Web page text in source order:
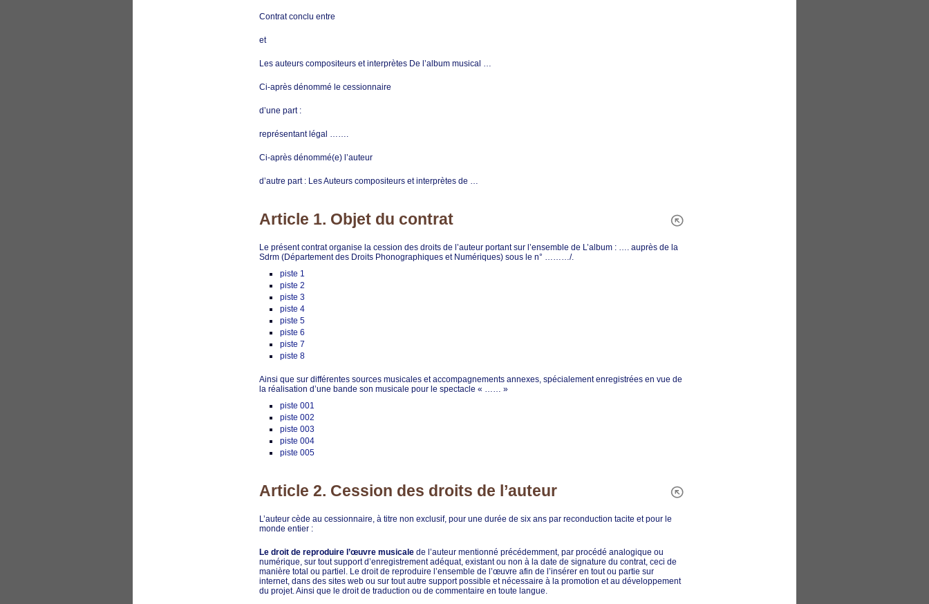
Contrat conclu entre
et
Les auteurs compositeurs et interprètes De l’album musical …
Ci-après dénommé le cessionnaire
d’une part :
représentant légal …….
Ci-après dénommé(e) l’auteur
d’autre part : Les Auteurs compositeurs et interprètes de …
Article 1. Objet du contrat
Le présent contrat organise la cession des droits de l’auteur portant sur l’ensemble de L’album : …. auprès de la
Sdrm (Département des Droits Phonographiques et Numériques) sous le n° ………/.
piste 1
piste 2
piste 3
piste 4
piste 5
piste 6
piste 7
piste 8
Ainsi que sur différentes sources musicales et accompagnements annexes, spécialement enregistrées en vue de
la réalisation d’une bande son musicale pour le spectacle « …… »
piste 001
piste 002
piste 003
piste 004
piste 005
Article 2. Cession des droits de l’auteur
L’auteur cède au cessionnaire, à titre non exclusif, pour une durée de six ans par reconduction tacite et pour le
monde entier :
Le droit de reproduire l’œuvre musicalede l’auteur mentionné précédemment, par procédé analogique ou
numérique, sur tout support d’enregistrement adéquat, existant ou non à la date de signature du contrat, ceci de
manière total ou partiel. Le droit de reproduire l’ensemble de l’œuvre afin de l’insérer en tout ou partie sur
internet, dans des sites web ou sur tout autre support possible et nécessaire à la promotion et au développement
du projet. Ainsi que le droit de traduction ou de commentaire en toute langue.